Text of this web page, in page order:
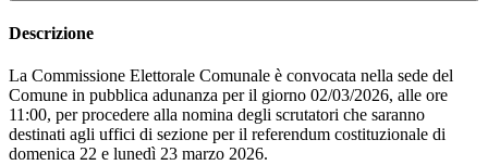
Descrizione
La Commissione Elettorale Comunale è convocata nella sede del
Comune in pubblica adunanza per il giorno 02/03/2026, alle ore
11:00, per procedere alla nomina degli scrutatori che saranno
destinati agli uffici di sezione per il referendum costituzionale di
domenica 22 e lunedì 23 marzo 2026.